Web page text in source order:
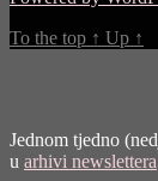
To the top ↑ Up ↑
Jednom tjedno
u arhivi newslettera